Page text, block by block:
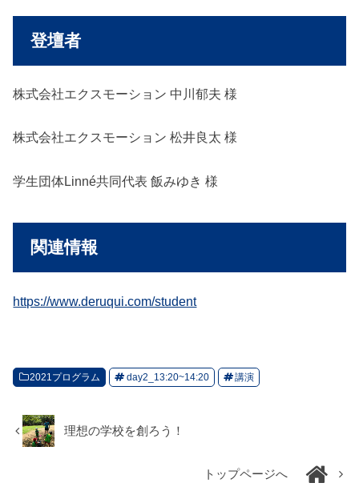
登壇者
株式会社エクスモーション 中川郁夫 様
株式会社エクスモーション 松井良太 様
学生団体Linné共同代表 飯みゆき 様
関連情報
https://www.deruqui.com/student
2021プログラム day2_13:20~14:20 講演
理想の学校を創ろう！
トップページへ